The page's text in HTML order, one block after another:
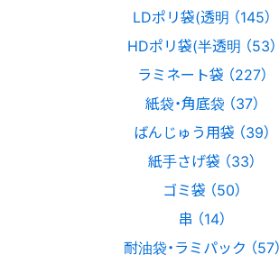
LDポリ袋(透明 （145）
HDポリ袋(半透明 （53）
ラミネート袋 （227）
紙袋・角底袋 （37）
ばんじゅう用袋 （39）
紙手さげ袋 （33）
ゴミ袋 （50）
串 （14）
耐油袋・ラミパック （57）